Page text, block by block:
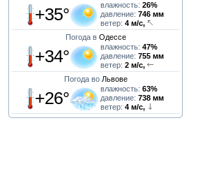
+35° влажность: 26%
давление: 746 мм
ветер: 4 м/с,
Погода в Одессе
+34° влажность: 47%
давление: 755 мм
ветер: 2 м/с,
Погода во Львове
+26° влажность: 63%
давление: 738 мм
ветер: 4 м/с,